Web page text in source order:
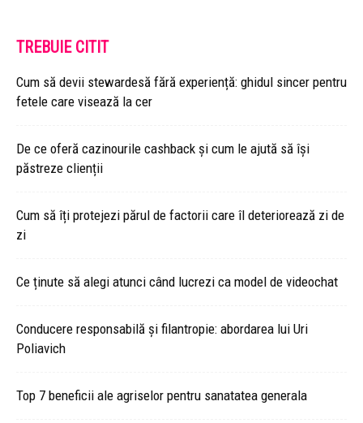
TREBUIE CITIT
Cum să devii stewardesă fără experiență: ghidul sincer pentru
fetele care visează la cer
De ce oferă cazinourile cashback și cum le ajută să își
păstreze clienții
Cum să îți protejezi părul de factorii care îl deteriorează zi de
zi
Ce ținute să alegi atunci când lucrezi ca model de videochat
Conducere responsabilă și filantropie: abordarea lui Uri
Poliavich
Top 7 beneficii ale agriselor pentru sanatatea generala